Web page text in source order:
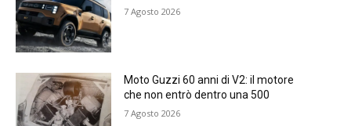
7 Agosto 2026
Moto Guzzi 60 anni di V2: il motore
che non entrò dentro una 500
7 Agosto 2026